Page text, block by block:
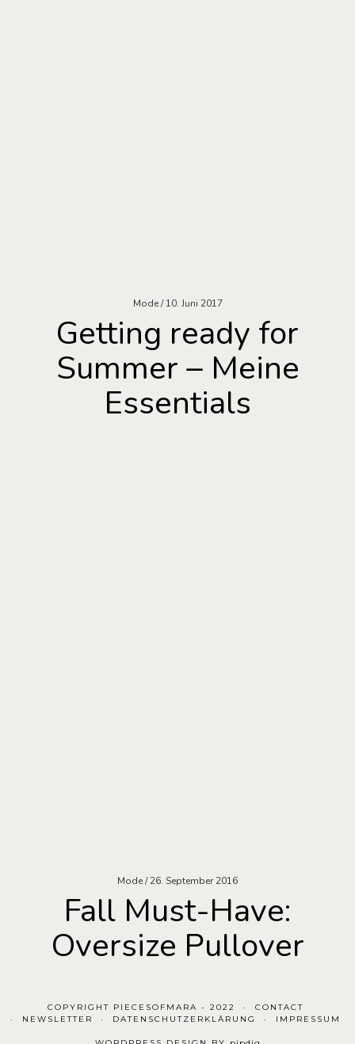
Mode 10. Juni 2017
Getting ready for
Summer – Meine
Essentials
Mode 26. September 2016
Fall Must-Have:
Oversize Pullover
COPYRIGHT PIECESOFMARA - 2022
CONTACT
NEWSLETTER
DATENSCHUTZERKLÄRUNG IMPRESSUM